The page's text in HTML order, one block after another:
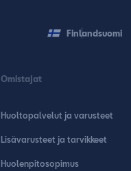
Finlandsuomi
Omistajat
Huoltopalvelut ja varusteet
Lisävarusteet ja tarvikkeet
Huolenpitosopimus